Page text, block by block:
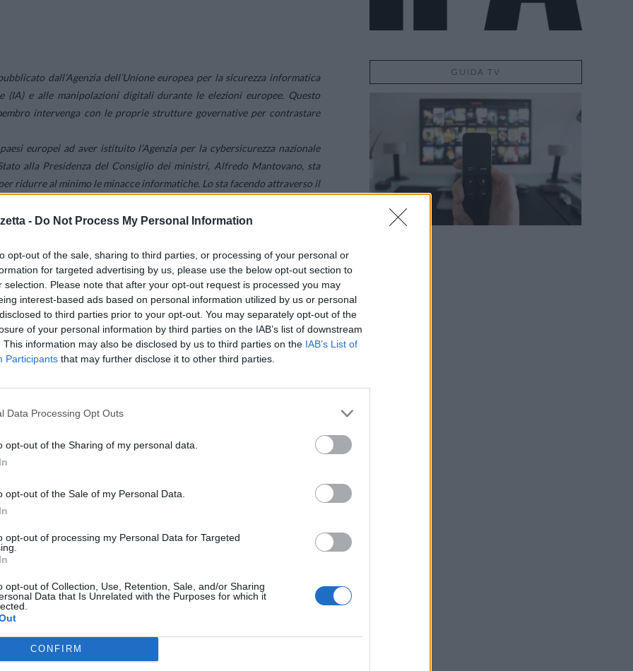
- Do Not Process My Personal Information
opt-out of the sale, sharing to third parties, or processing of your personal or
for targeted advertising by us, please use the below opt-out section to
selection. Please note that after your opt-out request is processed you may
interest-based ads based on personal information utilized by us or personal
to third parties prior to your opt-out. You may separately opt-out of the
of your personal information by third parties on the IAB’s list of downstream
This information may also be disclosed by us to third parties on the IAB’s List of
Participants that may further disclose it to other third parties.
Data Processing Opt Outs
opt-out of the Sharing of my personal data.
opt-out of the Sale of my Personal Data.
opt-out of processing my Personal Data for Targeted
opt-out of Collection, Use, Retention, Sale, and/or Sharing
Data that Is Unrelated with the Purposes for which it
CONFIRM
dall’Agenzia dell’Unione europea per la sicurezza informatica
(IA) e alle manipolazioni digitali durante le elezioni europee. Questo
intervenga con le proprie strutture governative per contrastare
europei ad aver istituito l’Agenzia per la cybersicurezza nazionale
alla Presidenza del Consiglio dei ministri, Alfredo Mantovano, sta
ridurre al minimo le minacce informatiche. Lo sta facendo attraverso il
della Repubblica composto dai ministeri degli affari esteri,
finanze, dello sviluppo economico, dell’ambiente e della sicurezza
nazionale (ACN) anche della collaborazione di tutte le strutture
dati, l’Agid, Sogei, etc.
informatica e sull’integrità delle informazioni che circolano è
durante le elezioni europee. Grazie a questo impegno, l’Italia si
della sicurezza informatica a livello europeo.
solo la pubblica amministrazione e il settore sanitario, ma
e la prevenzione di attacchi informatici sono responsabilità di
associati all’intelligenza artificale e alle manipolazioni digitali nelle
che ogni stato membro agisca con le proprie strutture governative
il suo impegno nella sicurezza informatica, grazie all’azione del
presenti nel paese. Questo lavoro di intelligence contribuirà
delle informazioni delle pubbliche amministrazioni anche durante
GUIDA TV